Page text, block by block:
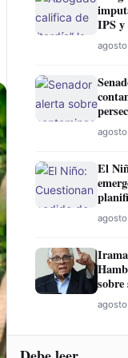
IPS y
El